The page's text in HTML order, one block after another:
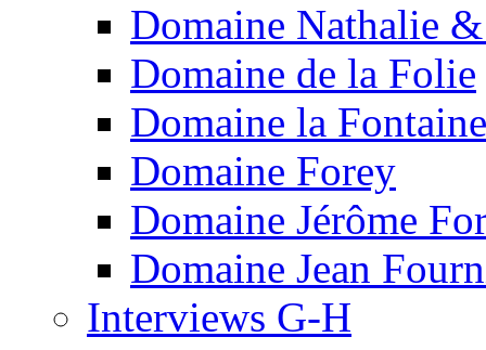
Domaine Nathalie
Domaine de la Folie
Domaine la
Domaine Forey
Domaine Jérôme
Domaine Jean
Interviews G-H